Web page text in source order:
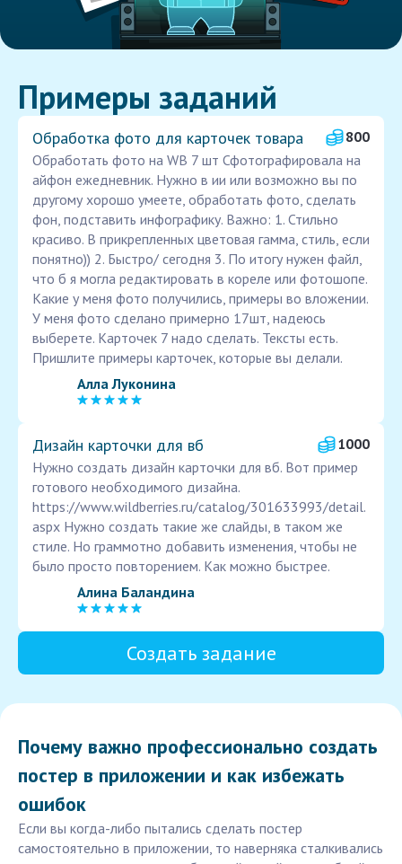
Примеры заданий
Обработка фото для карточек товара
800
Обработать фото на WB 7 шт Сфотографировала на
айфон ежедневник. Нужно в ии или возможно вы по
другому хорошо умеете, обработать фото, сделать
фон, подставить инфографику. Важно: 1. Стильно
красиво. В прикрепленных цветовая гамма, стиль, если
понятно)) 2. Быстро/ сегодня 3. По итогу нужен файл,
что б я могла редактировать в кореле или фотошопе.
Какие у меня фото получились, примеры во вложении.
У меня фото сделано примерно 17шт, надеюсь
выберете. Карточек 7 надо сделать. Тексты есть.
Пришлите примеры карточек, которые вы делали.
Алла Луконина
Дизайн карточки для вб
1000
Нужно создать дизайн карточки для вб. Вот пример
готового необходимого дизайна.
https://www.wildberries.ru/catalog/301633993/detail.
aspx Нужно создать такие же слайды, в таком же
стиле. Но граммотно добавить изменения, чтобы не
было просто повторением. Как можно быстрее.
Алина Баландина
Создать задание
Почему важно профессионально создать
постер в приложении и как избежать
ошибок
Если вы когда-либо пытались сделать постер
самостоятельно в приложении, то наверняка сталкивались